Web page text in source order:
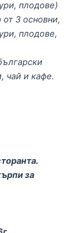
плодове)
3 основни,
плодове,
чай и кафе.
за